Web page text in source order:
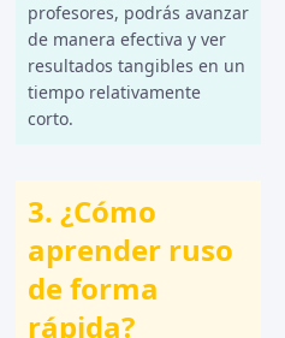
profesores, podrás avanzar
de manera efectiva y ver
resultados tangibles en un
tiempo relativamente
corto.
3. ¿Cómo
aprender ruso
de forma
rápida?